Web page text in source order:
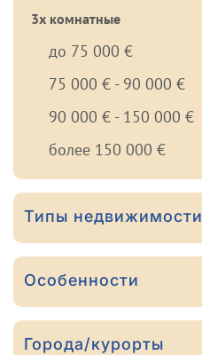
3х комнатные
до 75 000 €
75 000 € - 90 000 €
90 000 € - 150 000 €
более 150 000 €
Типы недвижимости
Особенности
Города/курорты